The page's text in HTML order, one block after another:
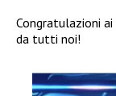
Congratulazioni ai
da tutti noi!